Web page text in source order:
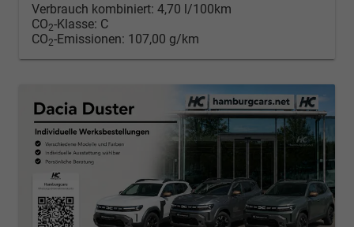
Verbrauch kombiniert: 4,70 l/100km
CO2-Klasse: C
CO2-Emissionen: 107,00 g/km